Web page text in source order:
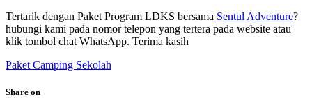
Tertarik dengan Paket Program LDKS bersama Sentul Adventure?
hubungi kami pada nomor telepon yang tertera pada website atau
klik tombol chat WhatsApp. Terima kasih
Paket Camping Sekolah
Share on